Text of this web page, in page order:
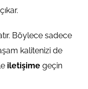
Böylece sadece
kalitenizi de
iletişime geçin